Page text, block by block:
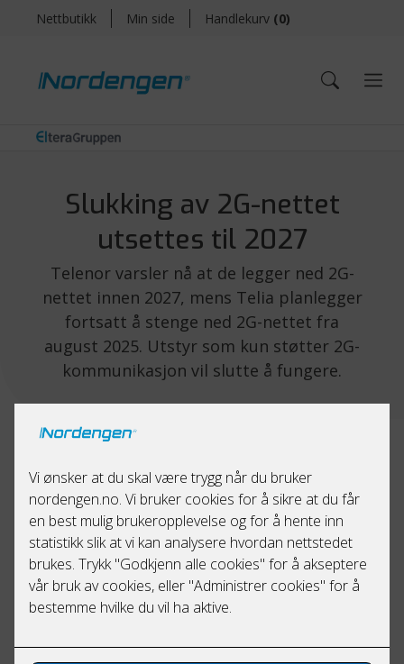
Nettbutikk Min side Handlekurv (0)
Slukking av 2G-nettet
utsettes til 2027
Telenor varsler nå at de legger ned 2G-
nettet innen 2027, mens Telia planlegger
fortsatt å stenge ned 2G-nettet fra
august 2025. Utstyr som kun støtter 2G-
kommunikasjon vil slutte å fungere.
Norsk kommunalteknisk forening anslår at slukkingen av
2G-nettet vil ramme 120 000 trygghetsalarmer, 35 000
heiser, et høyt antall vann- og avløpsstasjoner og
antagelig opp mot 400 000 biler. Arbeidet med
overføring av 2G-nettet er så omfattende at Telenor
velger å utsette stengningen til 2027.
Da slukningen rammer viktige funksjoner, anbefaler vi
Telenor, å starte overføringen umiddelbart. Vi har